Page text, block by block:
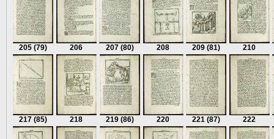
205 (79) 206 207 (80) 208 209 (81) 210
217 (85) 218 219 (86) 220 221 (87) 222